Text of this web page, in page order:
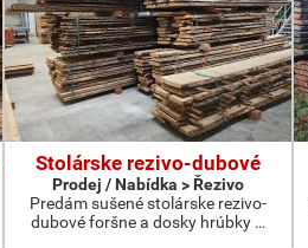
Stolárske rezivo-dubové
Prodej / Nabídka > Řezivo
Predám sušené stolárske rezivo-
dubové foršne a dosky hrúbky …